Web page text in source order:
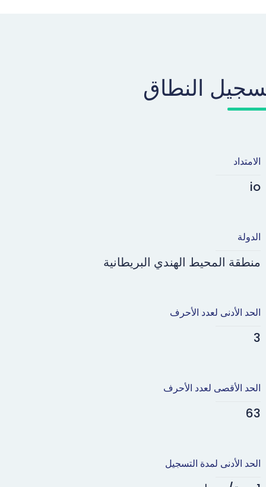
النطاق
الامتداد
io
الدولة
منطقة المحيط الهندي البريطانية
الحد الأدنى لعدد الأحرف
3
الحد الأقصى لعدد الأحرف
63
الحد الأدنى لمدة التسجيل